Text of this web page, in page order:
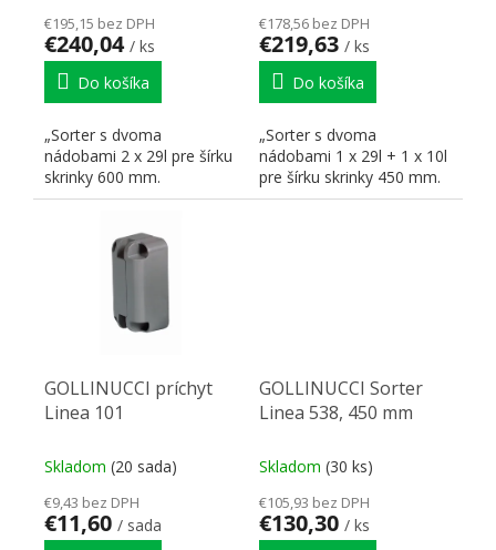
€195,15 bez DPH
€240,04 / ks
Do košíka
„Sorter s dvoma
nádobami 2 x 29l pre šírku
skrinky 600 mm.
€178,56 bez DPH
€219,63 / ks
Do košíka
„Sorter s dvoma
nádobami 1 x 29l + 1 x 10l
pre šírku skrinky 450 mm.
GOLLINUCCI príchyt
Linea 101
Skladom (20 sada)
€9,43 bez DPH
€11,60 / sada
GOLLINUCCI Sorter
Linea 538, 450 mm
Skladom (30 ks)
€105,93 bez DPH
€130,30 / ks